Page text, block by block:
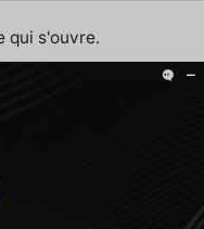
qui s'ouvre.